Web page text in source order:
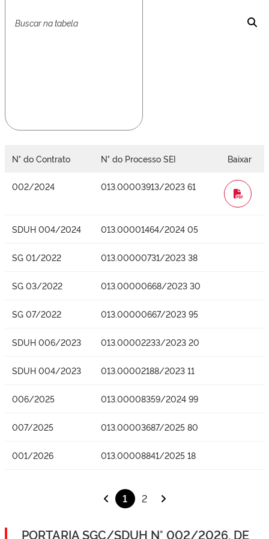
N° do Contrato N° do Processo SEI Baixar
002/2024 013.00003913/2023 61
WORD
SDUH 004/2024 013.00001464/2024 05
SG 01/2022 013.00000731/2023 38
SG 03/2022 013.00000668/2023 30
SG 07/2022 013.00000667/2023 95
SDUH 006/2023 013.00002233/2023 20
SDUH 004/2023 013.00002188/2023 11
006/2025 013.00008359/2024 99
007/2025 013.00003687/2025 80
001/2026 013.00008841/2025 18
1 2
PORTARIA SGC/SDUH N° 002/2026, DE